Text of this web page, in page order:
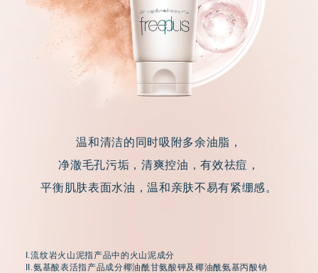
温和清洁的同时吸附多余油脂，
净澈毛孔污垢，清爽控油，有效祛痘，
平衡肌肤表面水油，温和亲肤不易有紧绷感。
I.流纹岩火山泥指产品中的火山泥成分
II.氨基酸表活指产品成分椰油酰甘氨酸钾及椰油酰氨基丙酸钠